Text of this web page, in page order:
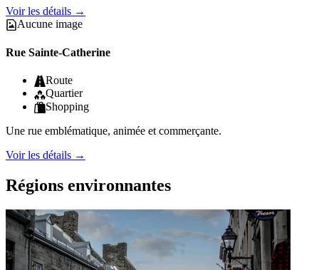
Voir les détails →
Aucune image
Rue Sainte-Catherine
Route
Quartier
Shopping
Une rue emblématique, animée et commerçante.
Voir les détails →
Régions environnantes